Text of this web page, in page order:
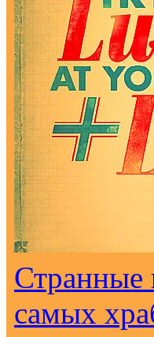
Странные
самых